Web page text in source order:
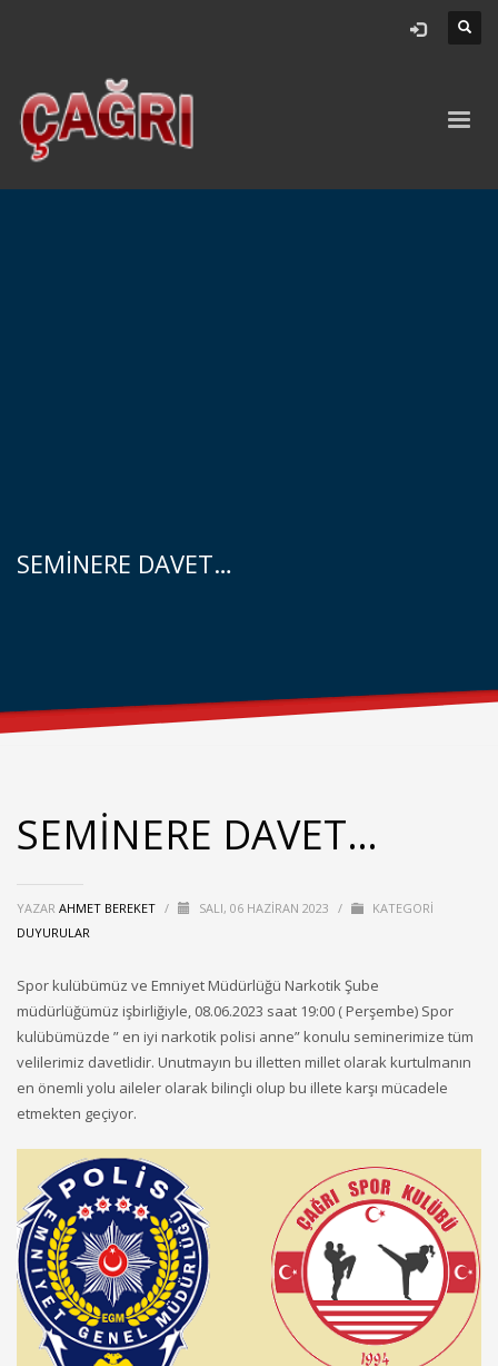
SEMİNERE DAVET…
SEMİNERE DAVET…
YAZAR AHMET BEREKET / SALI, 06 HAZIRAN 2023 /
KATEGORI
DUYURULAR
Spor kulübümüz ve Emniyet Müdürlüğü Narkotik Şube
müdürlüğümüz işbirliğiyle, 08.06.2023 saat 19:00 ( Perşembe) Spor
kulübümüzde ” en iyi narkotik polisi anne” konulu seminerimize tüm
velilerimiz davetlidir. Unutmayın bu illetten millet olarak kurtulmanın
en önemli yolu aileler olarak bilinçli olup bu illete karşı mücadele
etmekten geçiyor.